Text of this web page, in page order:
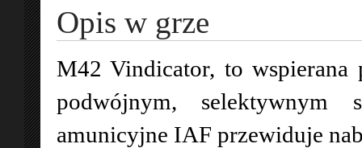
Opis w grze
M42 Vindicator, to wspierana
podwójnym, selektywnym
amunicyjne IAF przewiduje